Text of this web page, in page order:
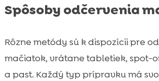
Spôsoby odčervenia
Rôzne metódy sú k dispozícii pre
mačiatok, vrátane tabletiek, spot-
a past. Každý typ prípravku má